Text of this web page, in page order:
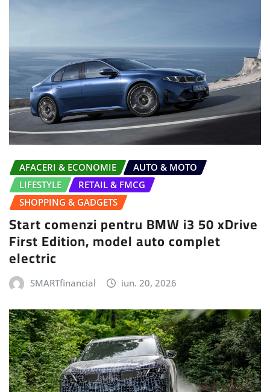
AFACERI & ECONOMIE
AUTO & MOTO
LIFESTYLE
RETAIL & FMCG
SHOPPING & GADGETS
Start comenzi pentru BMW i3 50 xDrive
First Edition, model auto complet
electric
SMARTfinancial iun. 20, 2026